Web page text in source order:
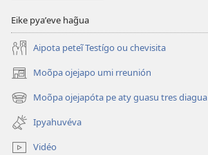
Eike pyaʼeve hag̃ua
Aipota peteĩ Testígo ou chevisita
Moõpa ojejapo umi rreunión
(abre
una
nueva
ventana)
Moõpa ojejapóta pe aty guasu tres diagua
(abre
una
nueva
ventana)
Ipyahuvéva
Vidéo